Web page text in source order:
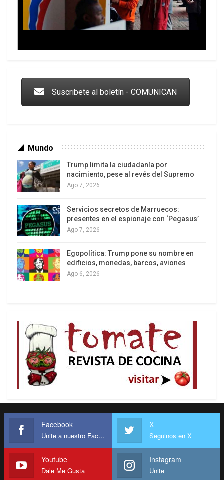
Los latinos le van dando la espalda a Trump
Suscribete al boletín - COMUNICAN
Mundo
Trump limita la ciudadanía por
nacimiento, pese al revés del Supremo
Ago 7, 2026
Servicios secretos de Marruecos:
presentes en el espionaje con ‘Pegasus’
Ago 7, 2026
Egopolítica: Trump pone su nombre en
edificios, monedas, barcos, aviones
Ago 6, 2026
Facebook
Unite a nuestro Facebook
X
Seguinos en X
Youtube
Dale Me Gusta
Instagram
Unite